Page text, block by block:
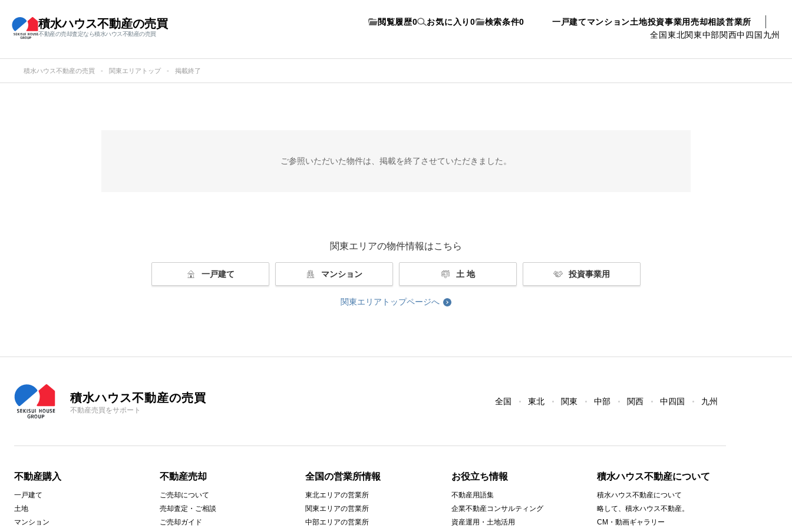
積水ハウス不動産の売買
不動産の売却査定なら積水ハウス不動産の売買
一戸建てマンション土地投資事業用売却相談営業所
全国東北関東中部関西中四国九州
閲覧履歴0 お気に入り 0 検索条件0
積水ハウス不動産の売買 関東エリアトップ 掲載終了
ご参照いただいた物件は、 掲載を終了させていただきました。
関東エリアの物件情報はこちら
一戸建て マンション 土 地 投資事業用
関東エリアトップページへ
積水ハウス不動産の売買
不動産売買をサポート
全国 東北 関東 中部 関西 中四国 九州
不動産購入
一戸建て
土地
マンション
不動産売却
ご売却について
売却査定・ご相談
ご売却ガイド
全国の営業所情報
東北エリアの営業所
関東エリアの営業所
中部エリアの営業所
お役立ち情報
不動産用語集
企業不動産コンサルティング
資産運用・土地活用
積水ハウス不動産について
積水ハウス不動産について
略して、積水ハウス不動産。
CM・動画ギャラリー